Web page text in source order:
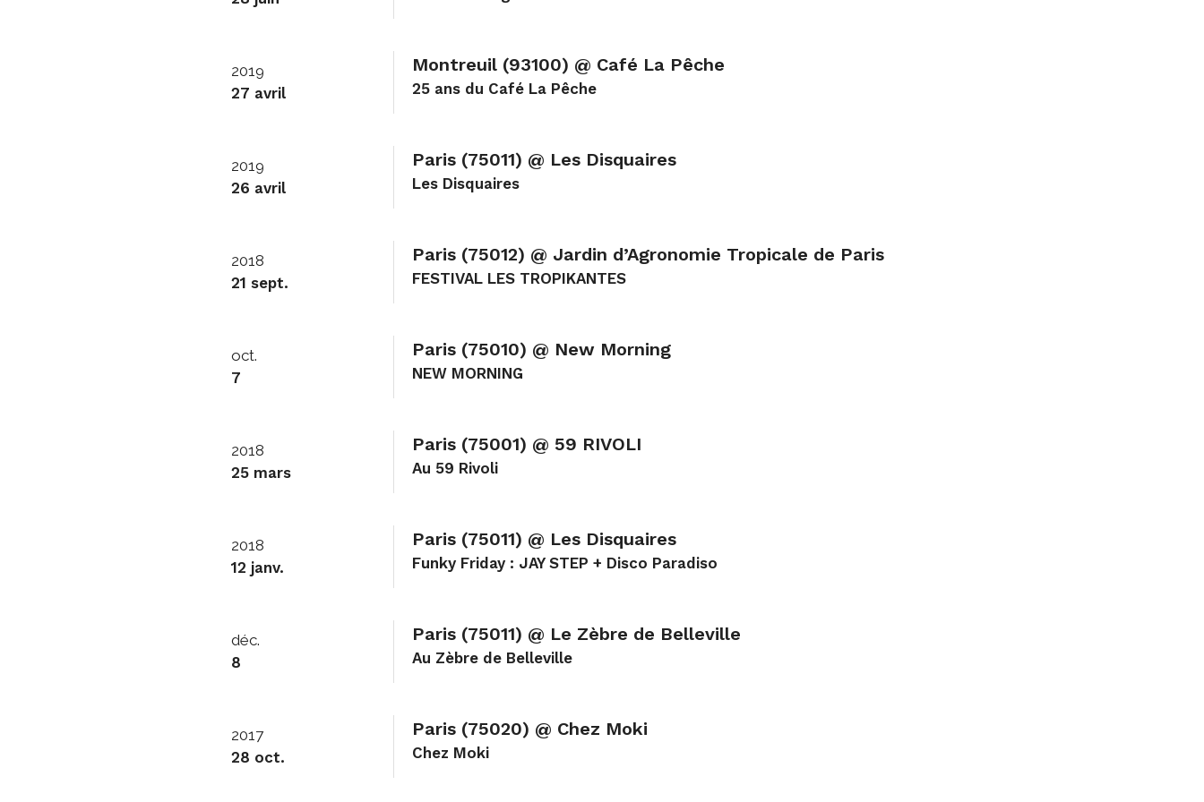
2019
27 avril
Montreuil (93100) @ Café La Pêche
25 ans du Café La Pêche
2019
26 avril
Paris (75011) @ Les Disquaires
Les Disquaires
2018
21 sept.
Paris (75012) @ Jardin d’Agronomie Tropicale de Paris
FESTIVAL LES TROPIKANTES
oct.
7
Paris (75010) @ New Morning
NEW MORNING
2018
25 mars
Paris (75001) @ 59 RIVOLI
Au 59 Rivoli
2018
12 janv.
Paris (75011) @ Les Disquaires
Funky Friday : JAY STEP + Disco Paradiso
déc.
8
Paris (75011) @ Le Zèbre de Belleville
Au Zèbre de Belleville
2017
28 oct.
Paris (75020) @ Chez Moki
Chez Moki